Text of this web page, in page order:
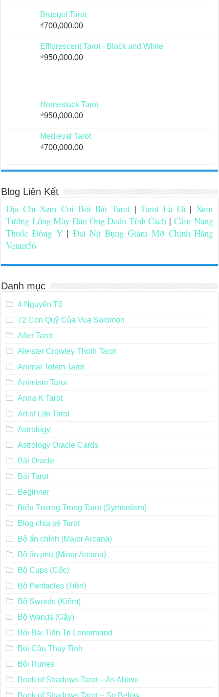
Bruegel Tarot
₫700,000.00
Efflorescent Tarot - Black and White
₫950,000.00
Homestuck Tarot
₫950,000.00
Medieval Tarot
₫700,000.00
Blog Liên Kết
Địa Chỉ Xem Coi Bói Bài Tarot |Tarot Là Gì | Xem
Tướng Lông Mày Đàn Ông Đoán Tính Cách |Cẩm Nang
Thuốc Đông Y| Đai Nịt Bụng Giảm Mỡ Chính Hãng
Venus56
Danh mục
4 Nguyên Tố
72 Con Quỷ Của Vua Solomon
After Tarot
Aleister Crowley Thoth Tarot
Animal Totem Tarot
Animism Tarot
Anna K Tarot
Art of Life Tarot
Astrology
Astrology Oracle Cards
Bài Oracle
Bài Tarot
Beginner
Biểu Tượng Trong Tarot (Symbolism)
Blog chia sẻ Tarot
Bộ ẩn chính (Major Arcana)
Bộ ẩn phụ (Minor Arcana)
Bộ Cups (Cốc)
Bộ Pentacles (Tiền)
Bộ Swords (Kiếm)
Bộ Wands (Gậy)
Bói Bài Tiên Tri Lenormand
Bói Cầu Thủy Tinh
Bói Runes
Book of Shadows Tarot – As Above
Book of Shadows Tarot – So Below